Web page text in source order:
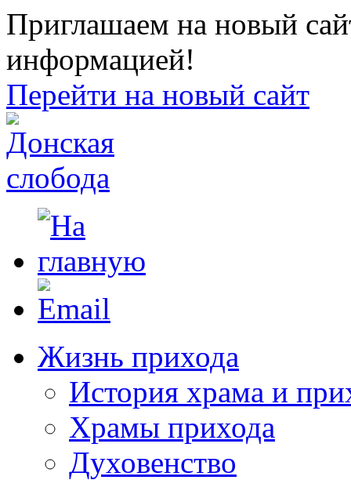
Приглашаем на новый
информацией!
Перейти на новый сайт
Жизнь прихода
История храма и
Храмы прихода
Духовенство